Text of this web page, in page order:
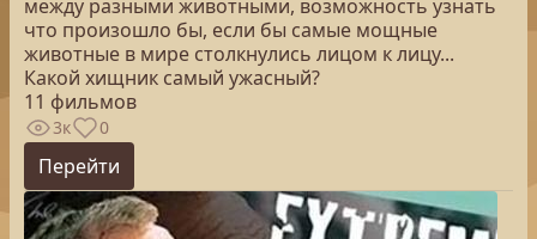
между разными животными, возможность узнать
что произошло бы, если бы самые мощные
животные в мире столкнулись лицом к лицу...
Какой хищник самый ужасный?
11 фильмов
3к 0
Перейти